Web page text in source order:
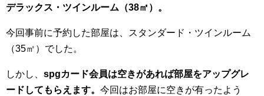
デラックス・ツインルーム（38㎡）。
今回事前に予約した部屋は、スタンダード・ツインルーム
（35㎡）でした。
しかし、 spgカード会員は空きがあれば部屋をアップグレ
ードしてもらえます。 今回はお部屋に空きが有ったよう